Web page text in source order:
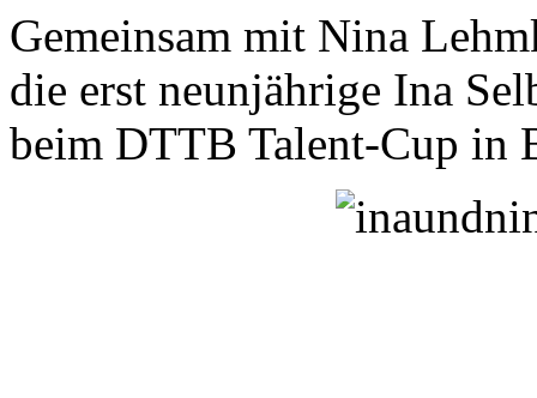
Gemeinsam mit Nina
die erst neunjährige Ina
beim DTTB Talent-Cup in